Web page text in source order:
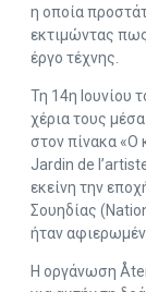
η οποία
εκτιμώντας
έργο τέχνης.
Τη 14η Ιουνίου
χέρια τους
στον πίνακα «Ο
Jardin de
εκείνη την
Σουηδίας
ήταν
Η οργάνωση